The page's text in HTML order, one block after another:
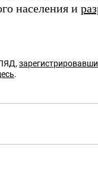
населения и
.